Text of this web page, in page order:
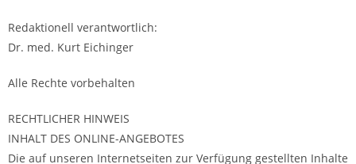
Redaktionell verantwortlich:
Dr. med. Kurt Eichinger
Alle Rechte vorbehalten
RECHTLICHER HINWEIS
INHALT DES ONLINE-ANGEBOTES
Die auf unseren Internetseiten zur Verfügung gestellten Inhalte